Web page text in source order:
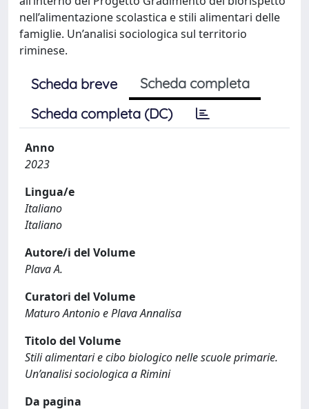
nell’alimentazione scolastica e stili alimentari delle
famiglie. Un’analisi sociologica sul territorio
riminese.
Scheda breve
Scheda completa
Scheda completa (DC)
Anno
2023
Lingua/e
Italiano
Italiano
Autore/i del Volume
Plava A.
Curatori del Volume
Maturo Antonio e Plava Annalisa
Titolo del Volume
Stili alimentari e cibo biologico nelle scuole primarie.
Un’analisi sociologica a Rimini
Da pagina